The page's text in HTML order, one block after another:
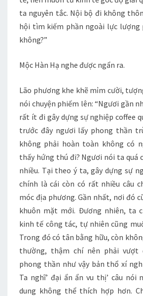
ta nguyên tắc. Nội bộ đi không
hội tìm kiếm phần ngoài lực lượng
không?”
Mộc Hàn Hạ nghe được ngẩn ra.
Lão phương khe khẽ mỉm cười,
nói chuyện phiếm lên: “Ngươi gần
rất ít đi gây dựng sự nghiệp coffee
trước đây ngươi lấy phong thần
không phải hoàn toàn không có
thấy hứng thú đi? Ngươi nói ta quá
nhiều. Tại theo ý ta, gây dựng sự
chính là cái còn có rất nhiều câu
móc địa phương. Gần nhất, nơi đó
khuôn mặt mới. Đương nhiên, ta
kinh tế công tác, tự nhiên cũng
Trong đó có tân bằng hữu, còn
thường, thậm chí nên phải vượt
phong thần như vậy bản thổ xí
Ta nghĩ’ đại ẩn ẩn vu thị’ câu nói
dung không thể thích hợp hơn.